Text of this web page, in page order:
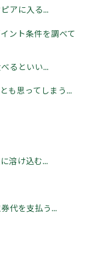
アに入る...
ント条件を調べて
るといい...
も思ってしまう...
溶け込む...
代を支払う...